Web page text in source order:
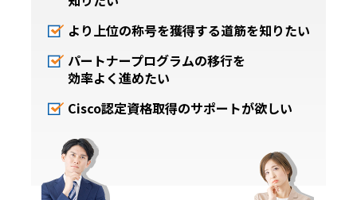
より上位の称号を獲得する道筋を知りたい
パートナープログラムの移行を
効率よく進めたい
Cisco認定資格取得のサポートが欲しい